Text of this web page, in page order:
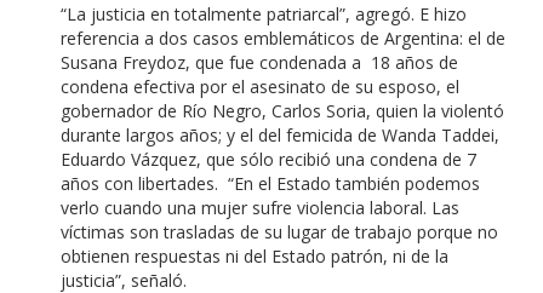
“La justicia en totalmente patriarcal”, agregó. E hizo
referencia a dos casos emblemáticos de Argentina: el de
Susana Freydoz, que fue condenada a 18 años de
condena efectiva por el asesinato de su esposo, el
gobernador de Río Negro, Carlos Soria, quien la violentó
durante largos años; y el del femicida de Wanda Taddei,
Eduardo Vázquez, que sólo recibió una condena de 7
años con libertades. “En el Estado también podemos
verlo cuando una mujer sufre violencia laboral. Las
víctimas son trasladas de su lugar de trabajo porque no
obtienen respuestas ni del Estado patrón, ni de la
justicia”, señaló.